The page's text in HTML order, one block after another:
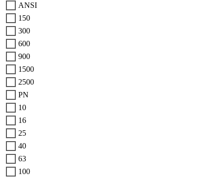
ANSI
150
300
600
900
1500
2500
PN
10
16
25
40
63
100